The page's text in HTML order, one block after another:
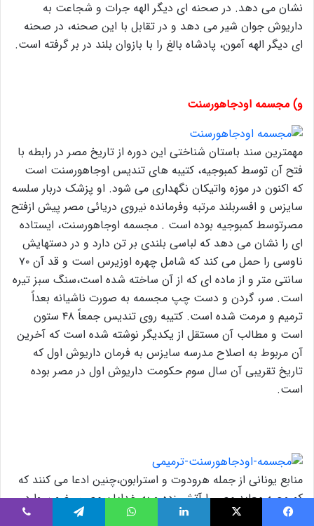
نشان می دهد. در صحنه ای دیگر الهه جرات و شجاعت به
داریوش جوان شیر می دهد و در تقابل با این صحنه، در صحنه
ای دیگر الهه آمون، پادشاه بالغ را با بازوان بلند در بر گرفته است.
و) مجسمه اودجاهورسنت
مهمترین سند باستان شناختی این دوره از تاریخ مصر در رابطه با
فتح آن توسط کمبوجیه، کتیبه های تندیس اوجاهورسنت است
که اکنون در موزه واتیکان نگهداری می شود. او پزشک دربار سلسه
سایزس و افسربلند مرتبه وفرمانده نیروی دریائی مصر پیش ازفتح
مصرتوسط کمبوجیه بوده است . مجسمه اوجاهورسنت، ایستاده
ای را نشان می دهد که لباسی بلندی بر تن دارد و در دستهایش
ناوسی را حمل می کند که شامل چهره اوزیرس است و قد آن ۷۰
سانتی متر و از ماده ای که از آن ساخته شده است،سنگ سبز تیره
است. سر، گردن و دست چپ مجسمه به صورت ناشیانه بعداً
ترمیم و مرمت شده است. کتیبه روی تندیس جمعاً ۴۸ ستون
است و مطالب آن مستقل از یکدیگر نوشته شده است که آخرین
آن مربوط به اصلاح مدرسه سایزس به فرمان داریوش اول که
تاریخ تقریبی آن سال سوم حکومت داریوش اول در مصر بوده
است.
منابع یونانی از جمله هرودوت و استرابون،چنین ادعا می کنند که
کمبوجیه معابد مصر را آتش زده و به خدایان مصری ضمن وارد
کردن آسیب های آنها را به تمسخر گرفته است و آپیس گاو